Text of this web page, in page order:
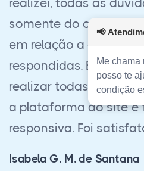
incrível. Fiz
Eletromecânica em
respeito aqui na região
curso me capacitou
presencial. Eu elevei
trabalho, alcançando
meus colegas de
Yuri C.M.Oliveira
📢
Me chama
posso te
condição